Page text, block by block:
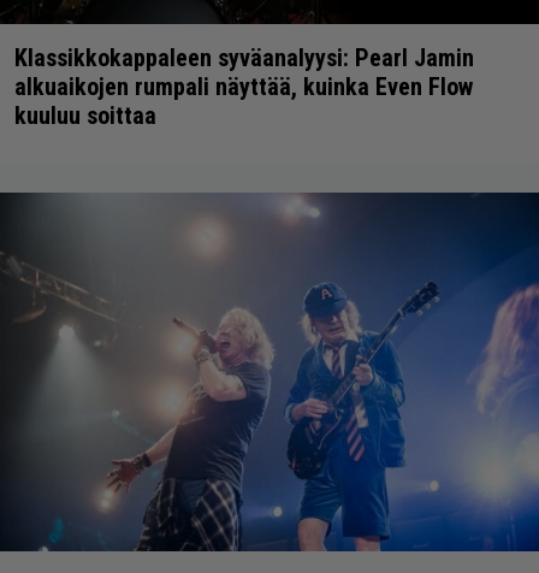
Klassikkokappaleen syväanalyysi: Pearl Jamin
alkuaikojen rumpali näyttää, kuinka Even Flow
kuuluu soittaa